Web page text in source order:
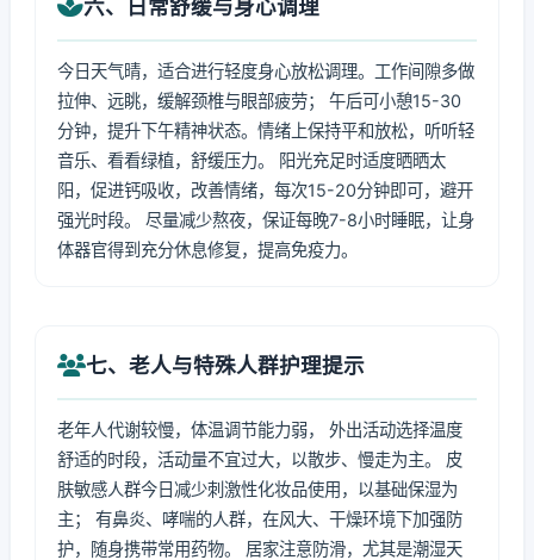
六、日常舒缓与身心调理
今日天气晴，适合进行轻度身心放松调理。工作间隙多做
拉伸、远眺，缓解颈椎与眼部疲劳； 午后可小憩15-30
分钟，提升下午精神状态。情绪上保持平和放松，听听轻
音乐、看看绿植，舒缓压力。 阳光充足时适度晒晒太
阳，促进钙吸收，改善情绪，每次15-20分钟即可，避开
强光时段。 尽量减少熬夜，保证每晚7-8小时睡眠，让身
体器官得到充分休息修复，提高免疫力。
七、老人与特殊人群护理提示
老年人代谢较慢，体温调节能力弱， 外出活动选择温度
舒适的时段，活动量不宜过大，以散步、慢走为主。 皮
肤敏感人群今日减少刺激性化妆品使用，以基础保湿为
主； 有鼻炎、哮喘的人群，在风大、干燥环境下加强防
护，随身携带常用药物。 居家注意防滑，尤其是潮湿天